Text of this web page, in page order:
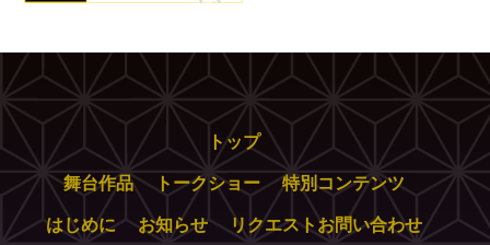
トップ
舞台作品
トークショー
特別コンテンツ
はじめに
お知らせ
リクエストお問い合わせ